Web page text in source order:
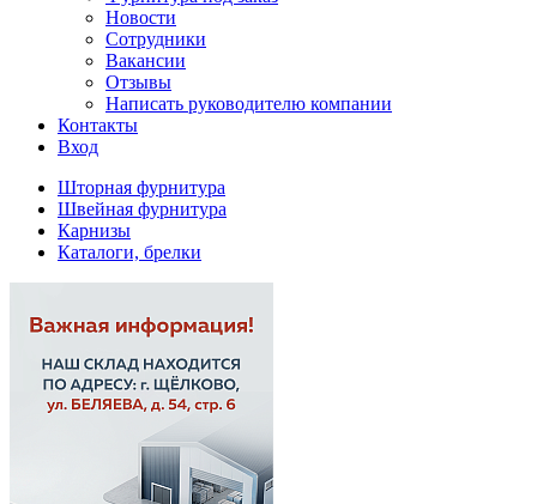
Новости
Сотрудники
Вакансии
Отзывы
Написать руководителю компании
Контакты
Вход
Шторная фурнитура
Швейная фурнитура
Карнизы
Каталоги, брелки